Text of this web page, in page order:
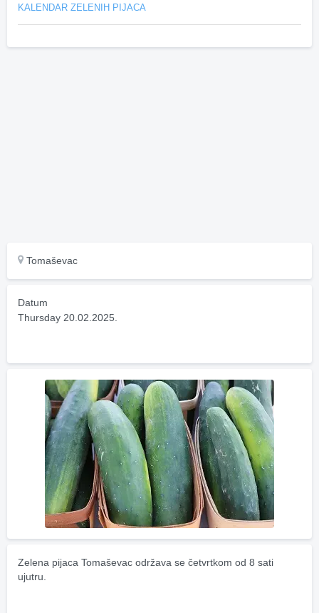
KALENDAR ZELENIH PIJACA
Tomaševac
Datum
Thursday 20.02.2025.
Zelena pijaca Tomaševac održava se četvrtkom od 8 sati
ujutru.